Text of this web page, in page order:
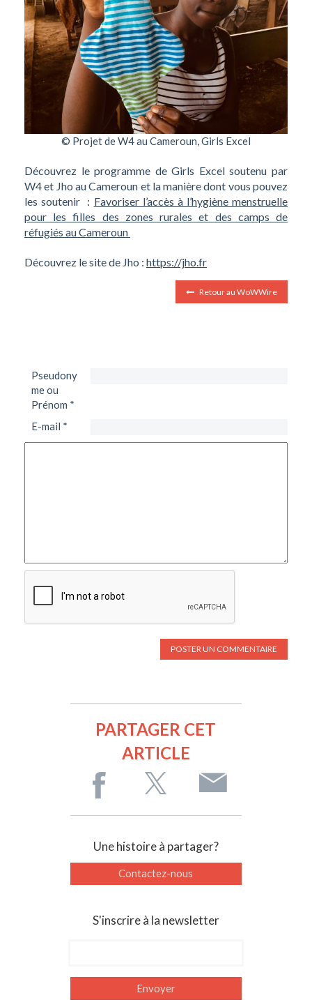
© Projet de W4 au Cameroun, Girls Excel
Découvrez le programme de Girls Excel soutenu par
W4 et Jho au Cameroun et la manière dont vous pouvez
les soutenir : Favoriser l’accès à l’hygiène menstruelle
pour les filles des zones rurales et des camps de
réfugiés au Cameroun
Découvrez le site de Jho : https://jho.fr
Retour au WoWWire
Pseudony
me ou
Prénom *
E-mail *
PARTAGER CET
ARTICLE
Une histoire à partager?
Contactez-nous
S'inscrire à la newsletter